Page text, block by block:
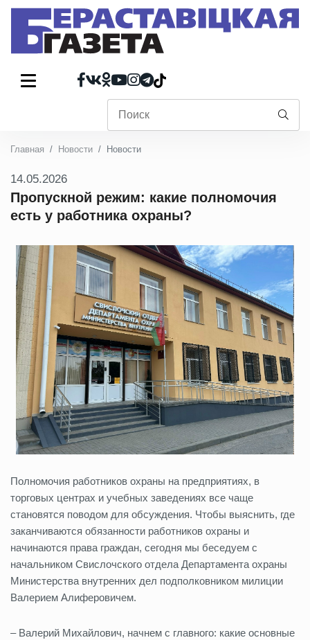
Главная Новости Новости
14.05.2026
Пропускной режим: какие полномочия
есть у работника охраны?
Полномочия работников охраны на предприятиях, в
торговых центрах и учебных заведениях все чаще
становятся поводом для обсуждения. Чтобы выяснить, где
заканчиваются обязанности работников охраны и
начинаются права граждан, сегодня мы беседуем с
начальником Свислочского отдела Департамента охраны
Министерства внутренних дел подполковником милиции
Валерием Алиферовичем.
– Валерий Михайлович, начнем с главного: какие основные